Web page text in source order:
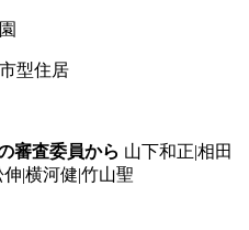
型住居
審査委員から 山下和正|相田
|横河健|竹山聖